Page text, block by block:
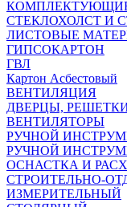
СТЕКЛОХОЛСТ И
ЛИСТОВЫЕ
ГИПСОКАРТОН
ГВЛ
Картон Асбестовый
ВЕНТИЛЯЦИЯ
ДВЕРЦЫ,
ВЕНТИЛЯТОРЫ
РУЧНОЙ
РУЧНОЙ
ОСНАСТКА И
СТРОИТЕЛЬНО-
ИЗМЕРИТЕЛЬНЫЙ